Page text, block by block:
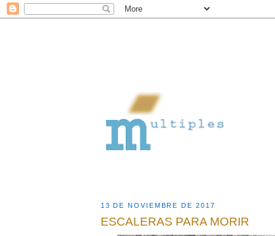
13 DE NOVIEMBRE DE 2017
ESCALERAS PARA MORIR